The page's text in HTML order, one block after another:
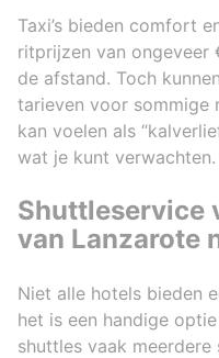
Taxi’s bieden comfort
ritprijzen van ongeveer
de afstand. Toch
tarieven voor sommige
kan voelen als
wat je kunt verwachten.
Shuttleservice
van Lanzarote
Niet alle hotels bieden
het is een handige
shuttles vaak